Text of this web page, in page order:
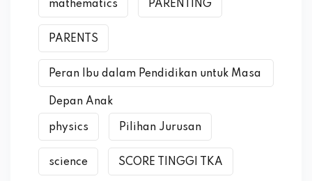
mathematics PARENTING
PARENTS
Peran Ibu dalam Pendidikan untuk Masa
Depan Anak
physics Pilihan Jurusan
science SCORE TINGGI TKA